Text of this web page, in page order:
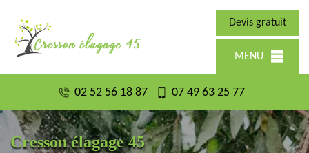
Devis gratuit
MENU
02 52 56 18 87 07 49 63 25 77
Cresson élagage 45